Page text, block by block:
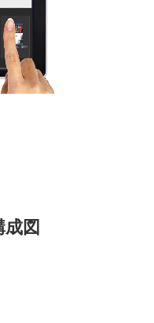
図